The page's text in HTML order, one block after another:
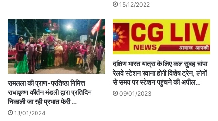
15/12/2022
रामलला की प्राण-प्रतिष्ठा निमित्त
राधाकृष्ण कीर्तन मंडली द्वारा प्रतिदिन
निकाली जा रही प्रभात फेरी …
18/01/2024
दक्षिण भारत यात्रा के लिए कल सुबह चांपा
रेलवे स्टेशन रवाना होगी विशेष ट्रेन, लोगों
से समय पर स्टेशन पहुंचने की अपील…
09/01/2023